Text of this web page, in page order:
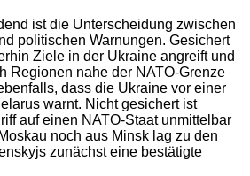
ist die Unterscheidung zwischen
politischen Warnungen. Gesichert
Ziele in der Ukraine angreift und
Regionen nahe der NATO-Grenze
dass die Ukraine vor einer
warnt. Nicht gesichert ist
auf einen NATO-Staat unmittelbar
noch aus Minsk lag zu den
zunächst eine bestätigte